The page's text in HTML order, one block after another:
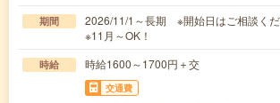
期間
2026/11/1～長期 ※開始日はご相談く
※11月～OK！
時給 時給1600～1700円＋交
交通費